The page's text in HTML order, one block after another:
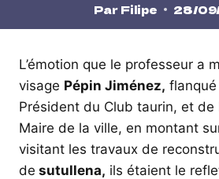
Par Filipe 28/
L’émotion que le professeur a
visage Pépin Jiménez,
Président du Club taurin, et de
Maire de la ville, en montant
visitant les travaux de
de sutullena, ils étaient le